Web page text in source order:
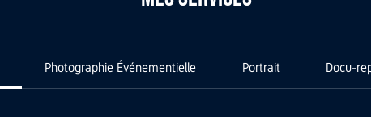
Photographie Événementielle Portrait Docu-